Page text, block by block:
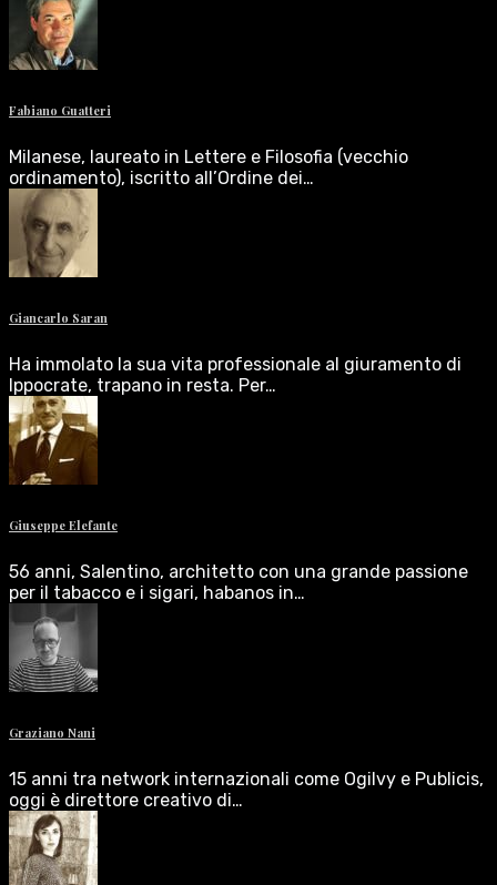
Fabiano Guatteri
Milanese, laureato in Lettere e Filosofia (vecchio
ordinamento), iscritto all’Ordine dei…
Giancarlo Saran
Ha immolato la sua vita professionale al giuramento di
Ippocrate, trapano in resta. Per…
Giuseppe Elefante
56 anni, Salentino, architetto con una grande passione
per il tabacco e i sigari, habanos in…
Graziano Nani
15 anni tra network internazionali come Ogilvy e Publicis,
oggi è direttore creativo di…